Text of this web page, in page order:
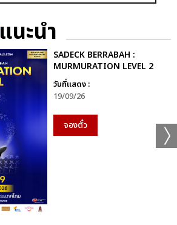
แนะนำ
SADECK BERRABAH :
MURMURATION LEVEL 2
วันที่แสดง :
19/09/26
จองตั๋ว